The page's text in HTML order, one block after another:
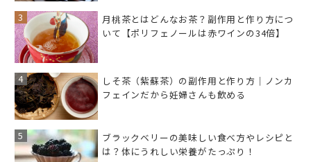
月桃茶とはどんなお茶？副作用と作り方につ
いて【ポリフェノールは赤ワインの34倍】
しそ茶（紫蘇茶）の副作用と作り方｜ノンカ
フェインだから妊婦さんも飲める
ブラックベリーの美味しい食べ方やレシピと
は？体にうれしい栄養がたっぷり！